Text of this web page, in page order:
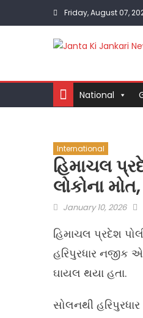
Friday, August 07,
National
International
હિમાચલ
લોકોના
Posted
January 10, 2026
હિમાચલ પ્રદેશ
હરિપુરધાર નજીક
ઘાયલ થયા હતા.
સોલનથી